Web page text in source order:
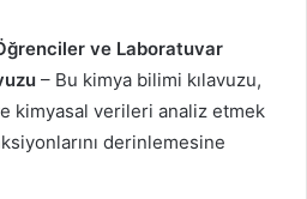
ve Laboratuvar
– Bu kimya bilimi kılavuzu,
kimyasal verileri analiz etmek
derinlemesine